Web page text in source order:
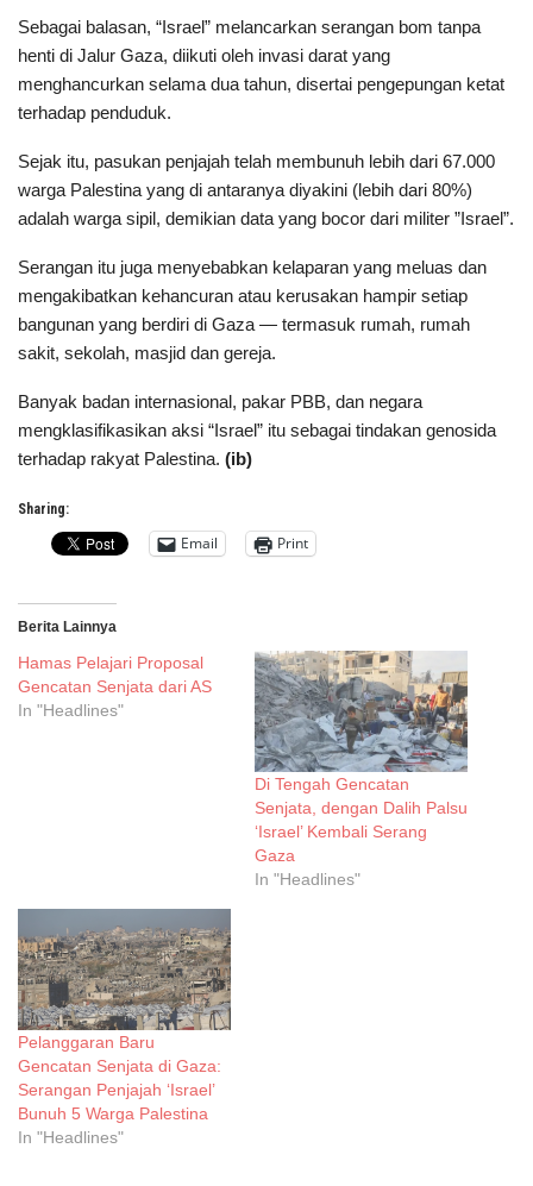
Sebagai balasan, “Israel” melancarkan serangan bom tanpa
henti di Jalur Gaza, diikuti oleh invasi darat yang
menghancurkan selama dua tahun, disertai pengepungan ketat
terhadap penduduk.
Sejak itu, pasukan penjajah telah membunuh lebih dari 67.000
warga Palestina yang di antaranya diyakini (lebih dari 80%)
adalah warga sipil, demikian data yang bocor dari militer ”Israel”.
Serangan itu juga menyebabkan kelaparan yang meluas dan
mengakibatkan kehancuran atau kerusakan hampir setiap
bangunan yang berdiri di Gaza — termasuk rumah, rumah
sakit, sekolah, masjid dan gereja.
Banyak badan internasional, pakar PBB, dan negara
mengklasifikasikan aksi “Israel” itu sebagai tindakan genosida
terhadap rakyat Palestina. (ib)
Sharing:
Email Print
Berita Lainnya
Hamas Pelajari Proposal
Gencatan Senjata dari AS
In "Headlines"
Di Tengah Gencatan
Senjata, dengan Dalih Palsu
‘Israel’ Kembali Serang
Gaza
In "Headlines"
Pelanggaran Baru
Gencatan Senjata di Gaza:
Serangan Penjajah ‘Israel’
Bunuh 5 Warga Palestina
In "Headlines"